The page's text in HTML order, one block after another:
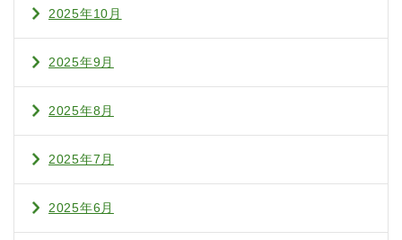
2025年10月
2025年9月
2025年8月
2025年7月
2025年6月